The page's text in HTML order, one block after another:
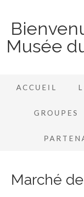
Musée
ACCUEIL
GROUPES
Marché